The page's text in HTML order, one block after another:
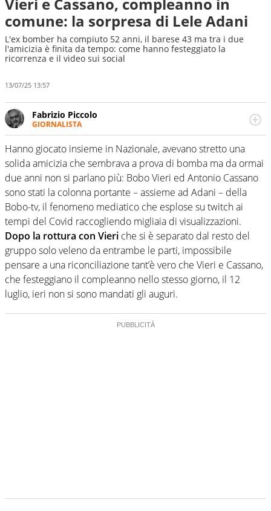
comune: la sorpresa di Lele Adani
L'ex bomber ha compiuto 52 anni, il barese 43 ma tra i due
l'amicizia è finita da tempo: come hanno festeggiato la
ricorrenza e il video sui social
13/07/25 13:57
Fabrizio Piccolo
GIORNALISTA
Nella sua carriera ha seguito numerose manifestazioni
sportive e collaborato con agenzie e testate. Esperienza,
competenza, conoscenza e memoria storica. Si occupa
prevalentemente di calcio
Hanno giocato insieme in Nazionale, avevano stretto una
solida amicizia che sembrava a prova di bomba ma da ormai
due anni non si parlano più: Bobo Vieri ed Antonio Cassano
sono stati la colonna portante – assieme ad Adani – della
Bobo-tv, il fenomeno mediatico che esplose su twitch ai
tempi del Covid raccogliendo migliaia di visualizzazioni.
Dopo la rottura con Vieri che si è separato dal resto del
gruppo solo veleno da entrambe le parti, impossibile
pensare a una riconciliazione tant’è vero che Vieri e Cassano,
che festeggiano il compleanno nello stesso giorno, il 12
luglio, ieri non si sono mandati gli auguri.